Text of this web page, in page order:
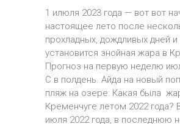
1 илюля 2023 года — вот вот
настоящее лето после
прохладных, дождливых дней и
установится знойная жара в
Прогноз на первую неделю
С в полдень. Айда на новый
пляж на озере: Какая была
Кременчуге летом 2022 года?
июля 2022 года, в последнюю